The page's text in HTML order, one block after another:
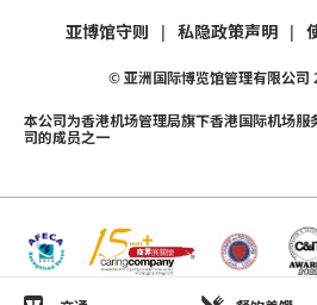
亚博馆守则 | 私隐政策声明 |
© 亚洲国际博览馆管理有限公司
本公司为香港机场管理局旗下香港国际机场服
司的成员之一